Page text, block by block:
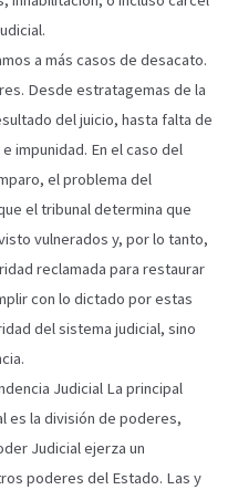
a más casos de desacato.
Desde estratagemas de la
del juicio, hasta falta de
impunidad. En el caso del
el problema del
el tribunal determina que
vulnerados y, por lo tanto,
reclamada para restaurar
con lo dictado por estas
del sistema judicial, sino
Judicial La principal
es la división de poderes,
Judicial ejerza un
poderes del Estado. Las y